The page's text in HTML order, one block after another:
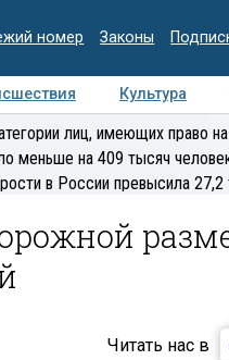
номер Законы
Культура
Интервью
лиц, имеющих право
меньше на 409 тысяч
в России превысила 27,2
Читать нас в